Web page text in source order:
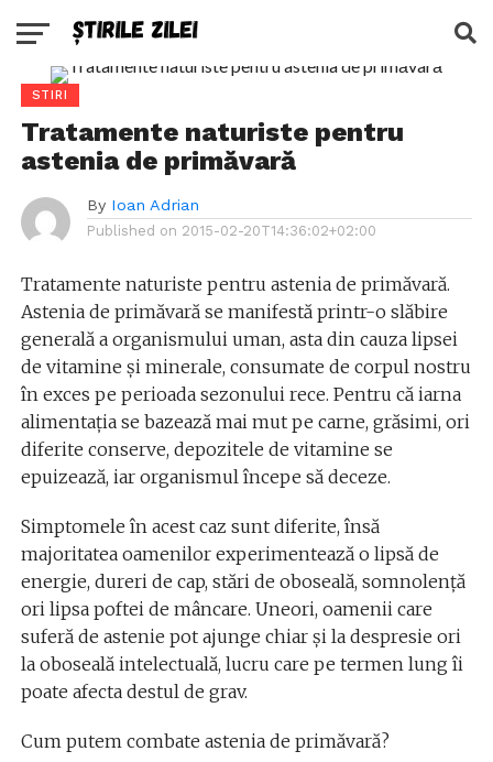
STIRI
Tratamente naturiste pentru
astenia de primăvară
By Ioan Adrian
Published on 2015-02-20T14:36:02+02:00
Tratamente naturiste pentru astenia de primăvară.
Astenia de primăvară se manifestă printr-o slăbire
generală a organismului uman, asta din cauza lipsei
de vitamine şi minerale, consumate de corpul nostru
în exces pe perioada sezonului rece. Pentru că iarna
alimentaţia se bazează mai mut pe carne, grăsimi, ori
diferite conserve, depozitele de vitamine se
epuizează, iar organismul începe să deceze.
Simptomele în acest caz sunt diferite, însă
majoritatea oamenilor experimentează o lipsă de
energie, dureri de cap, stări de oboseală, somnolenţă
ori lipsa poftei de mâncare. Uneori, oamenii care
suferă de astenie pot ajunge chiar şi la despresie ori
la oboseală intelectuală, lucru care pe termen lung îi
poate afecta destul de grav.
Cum putem combate astenia de primăvară?